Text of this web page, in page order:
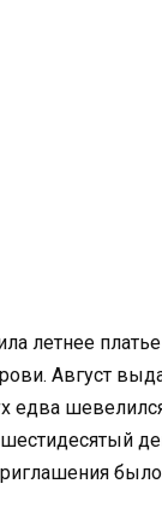
летнее
Август
едва